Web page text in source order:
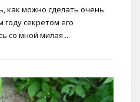
как можно сделать очень
секретом его
со мной милая ...